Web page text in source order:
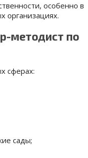
особенно в
организациях.
методист по
сферах:
сады;